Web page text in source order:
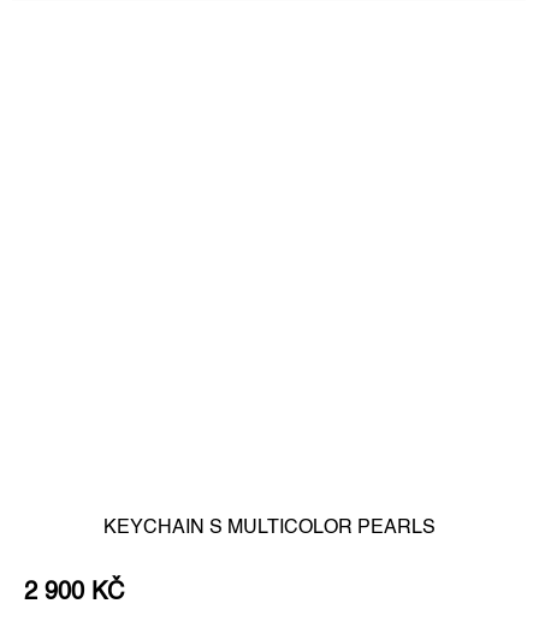
KEYCHAIN S MULTICOLOR PEARLS
2 900 KČ